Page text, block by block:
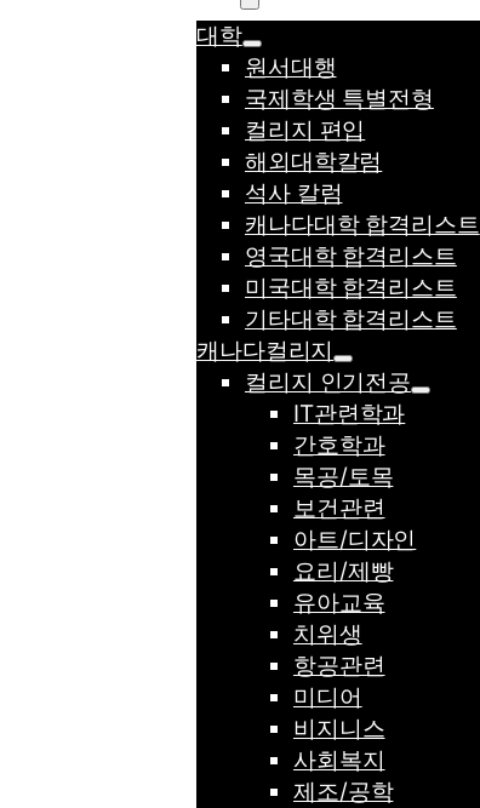
대학
원서대행
국제학생 특별전형
컬리지 편입
해외대학칼럼
석사 칼럼
캐나다대학 합격리스트
영국대학 합격리스트
미국대학 합격리스트
기타대학 합격리스트
캐나다컬리지
컬리지 인기전공
IT관련학과
간호학과
목공/토목
보건관련
아트/디자인
요리/제빵
유아교육
치위생
항공관련
미디어
비지니스
사회복지
제조/공학